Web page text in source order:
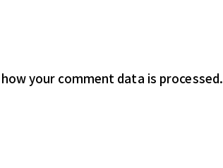
your comment data is processed.